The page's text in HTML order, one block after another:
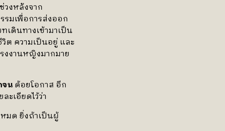
งหลังจาก
มเพื่อการส่งออก
ดินทางเข้ามาเป็น
ต ความเป็นอยู่ และ
งานหญิงมากมาย
นด้อยโอกาส อีก
ะเอียดไว้ว่า
มด ยิ่งถ้าเป็นผู้